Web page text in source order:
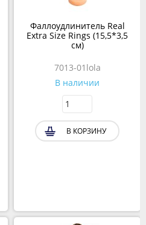
Фаллоудлинитель Real
Extra Size Rings (15,5*3,5
см)
7013-01lola
В наличии
В КОРЗИНУ